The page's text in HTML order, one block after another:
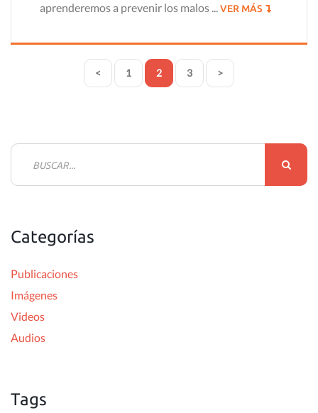
aprenderemos a prevenir los malos ...VER MÁS
< 1 2 3 >
a
:
Categorías
Publicaciones
Imágenes
Videos
Audios
Tags